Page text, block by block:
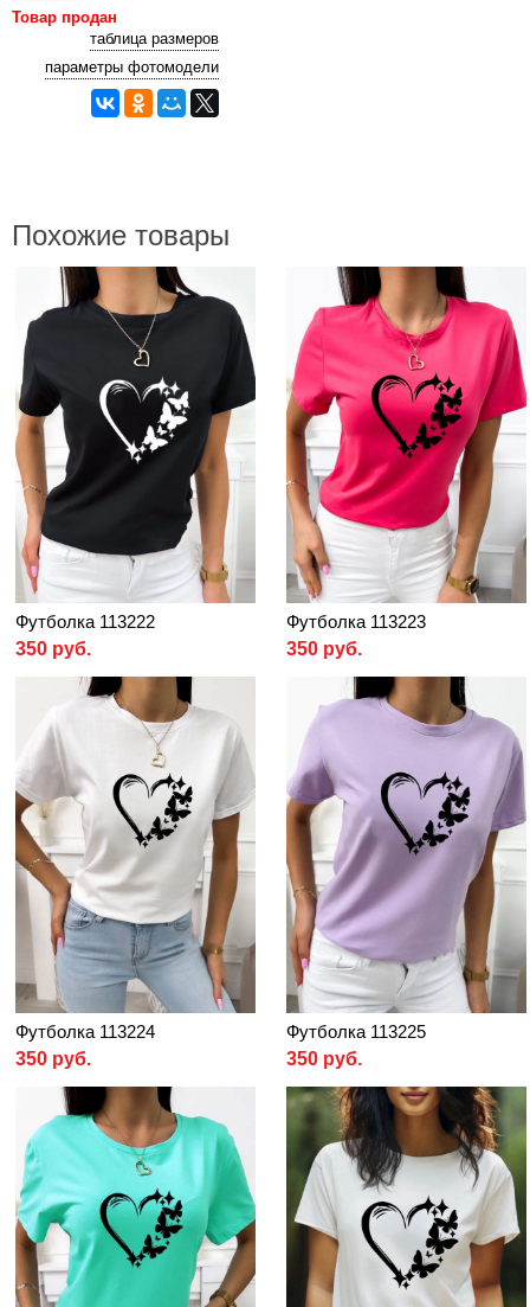
Товар продан
таблица размеров
параметры фотомодели
Похожие товары
Футболка 113222
350 руб.
Футболка 113223
350 руб.
Футболка 113224
350 руб.
Футболка 113225
350 руб.